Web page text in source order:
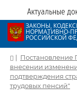
Актуальные
ЗАКОНЫ,
НОРМАТИВНО-
РОССИЙСКОЙ
| Постановление
внесении
подтверждения
трудовых пенсий"